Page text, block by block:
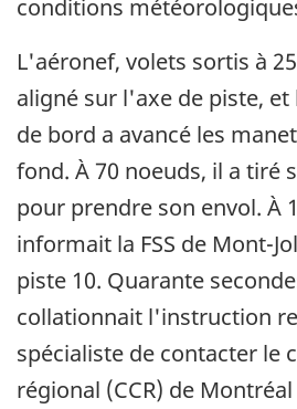
conditions
L'aéronef, volets sortis à
aligné sur l'axe de piste,
de bord a avancé les
fond. À 70 noeuds, il a tiré
pour prendre son envol. À
informait la FSS de Mont-
piste 10. Quarante
collationnait l'instruction
spécialiste de contacter le
régional (CCR) de